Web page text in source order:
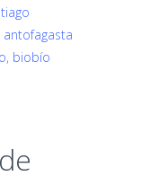
antofagasta
biobío